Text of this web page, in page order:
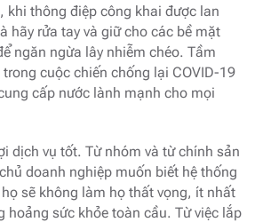
khi thông điệp công khai được lan
hãy rửa tay và giữ cho các bề mặt
ngăn ngừa lây nhiễm chéo. Tầm
cuộc chiến chống lại COVID-19
cấp nước lành mạnh cho mọi
dịch vụ tốt. Từ nhóm và từ chính sản
doanh nghiệp muốn biết hệ thống
sẽ không làm họ thất vọng, ít nhất
hoảng sức khỏe toàn cầu. Từ việc lắp